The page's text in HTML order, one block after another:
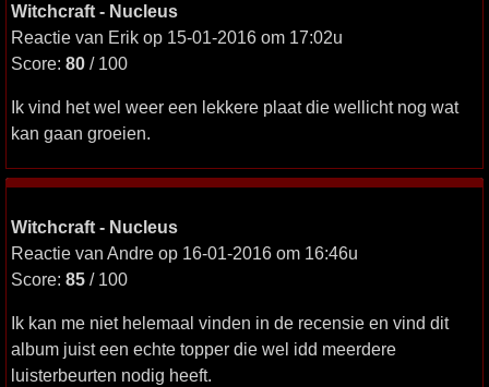
Witchcraft - Nucleus
Reactie van Erik op 15-01-2016 om 17:02u
Score: 80 / 100
Ik vind het wel weer een lekkere plaat die wellicht nog wat
kan gaan groeien.
Witchcraft - Nucleus
Reactie van Andre op 16-01-2016 om 16:46u
Score: 85 / 100
Ik kan me niet helemaal vinden in de recensie en vind dit
album juist een echte topper die wel idd meerdere
luisterbeurten nodig heeft.